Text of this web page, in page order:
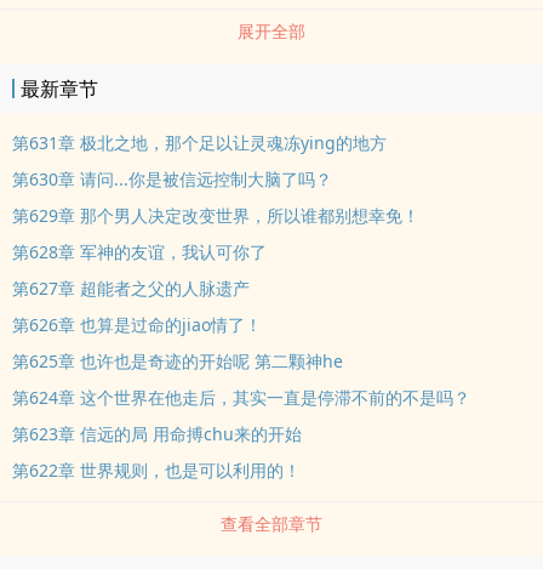
天赋的ding尖强者！ 于是——【sss级天赋，冰河时代复制成功！已
达ding级无法jin化！】 【D级天赋探秘者复制成功，jin化为S级万物
之声！】 【C级天赋存在感降低
展开全部
最新章节
第631章 极北之地，那个足以让灵魂冻ying的地方
第630章 请问...你是被信远控制大脑了吗？
第629章 那个男人决定改变世界，所以谁都别想幸免！
第628章 军神的友谊，我认可你了
第627章 超能者之父的人脉遗产
第626章 也算是过命的jiao情了！
第625章 也许也是奇迹的开始呢 第二颗神he
第624章 这个世界在他走后，其实一直是停滞不前的不是吗？
第623章 信远的局 用命搏chu来的开始
第622章 世界规则，也是可以利用的！
查看全部章节